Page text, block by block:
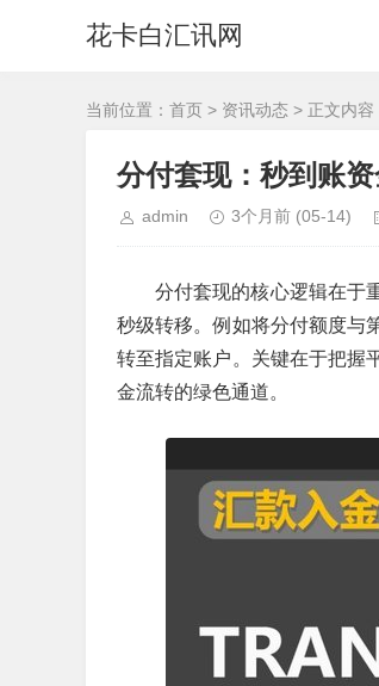
花卡白汇讯网
当前位置： 首页 > 资讯动态 > 正文内容
分付套现：秒到账
admin 3个月前 (05-14)
分付套现的核心逻辑在于
秒级转移。例如将分付额度与
转至指定账户。关键在于把握
金流转的绿色通道。